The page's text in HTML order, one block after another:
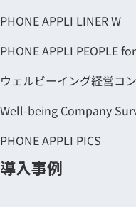
PHONE APPLI LINER W
PHONE APPLI PEOPLE
ウェルビーイング経営コ
Well-being Company
PHONE APPLI PICS
導入事例